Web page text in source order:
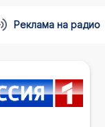
Реклама на радио